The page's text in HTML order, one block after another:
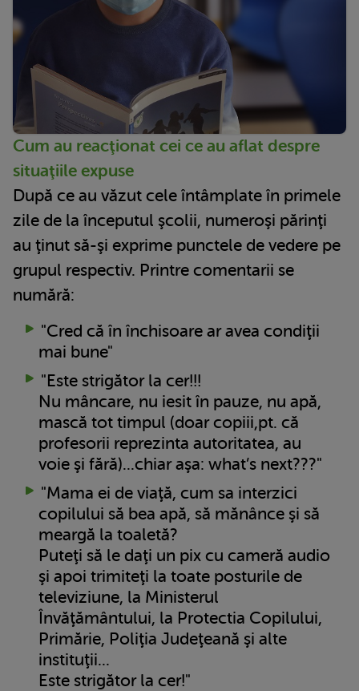
Cum au reacţionat cei ce au aflat despre
situaţiile expuse
După ce au văzut cele întâmplate în primele
zile de la începutul şcolii, numeroşi părinţi
au ţinut să-şi exprime punctele de vedere pe
grupul respectiv. Printre comentarii se
numără:
"Cred că în închisoare ar avea condiţii
mai bune"
"Este strigător la cer!!!
Nu mâncare, nu iesit în pauze, nu apă,
mască tot timpul (doar copiii,pt. că
profesorii reprezinta autoritatea, au
voie şi fără)...chiar aşa: what’s next???"
"Mama ei de viaţă, cum sa interzici
copilului să bea apă, să mănânce şi să
meargă la toaletă?
Puteţi să le daţi un pix cu cameră audio
şi apoi trimiteţi la toate posturile de
televiziune, la Ministerul
Învăţământului, la Protectia Copilului,
Primărie, Poliţia Judeţeană şi alte
instituţii...
Este strigător la cer!"